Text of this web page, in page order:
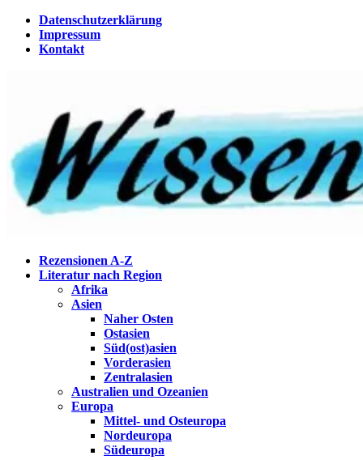
Zum
Inhalt
springen
Datenschutzerklärung
Impressum
Kontakt
Wissenstagebuch
Eine Gabel für die Suppe der Weisheit
Rezensionen A-Z
Literatur nach Region
Afrika
Asien
Naher Osten
Ostasien
Süd(ost)asien
Vorderasien
Zentralasien
Australien und Ozeanien
Europa
Mittel- und Osteuropa
Nordeuropa
Südeuropa